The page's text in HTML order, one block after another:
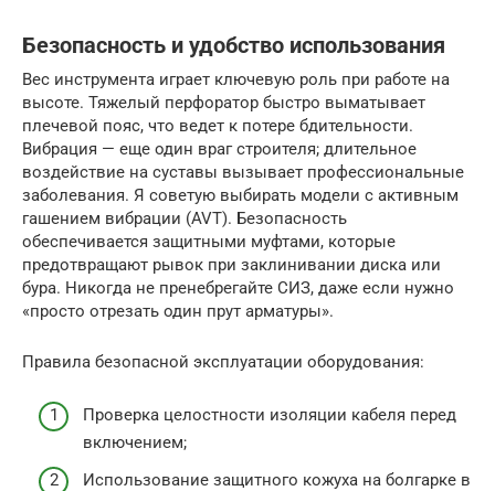
Безопасность и удобство использования
Вес инструмента играет ключевую роль при работе на
высоте. Тяжелый перфоратор быстро выматывает
плечевой пояс, что ведет к потере бдительности.
Вибрация — еще один враг строителя; длительное
воздействие на суставы вызывает профессиональные
заболевания. Я советую выбирать модели с активным
гашением вибрации (AVT). Безопасность
обеспечивается защитными муфтами, которые
предотвращают рывок при заклинивании диска или
бура. Никогда не пренебрегайте СИЗ, даже если нужно
«просто отрезать один прут арматуры».
Правила безопасной эксплуатации оборудования:
Проверка целостности изоляции кабеля перед
включением;
Использование защитного кожуха на болгарке в